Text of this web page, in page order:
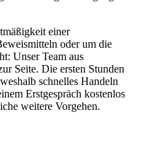
einer
oder um die
Unser Team aus
Seite. Die ersten Stunden
schnelles Handeln
Erstgespräch kostenlos
weitere Vorgehen.